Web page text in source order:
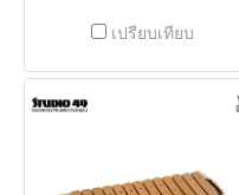
เปรียบเทียบ